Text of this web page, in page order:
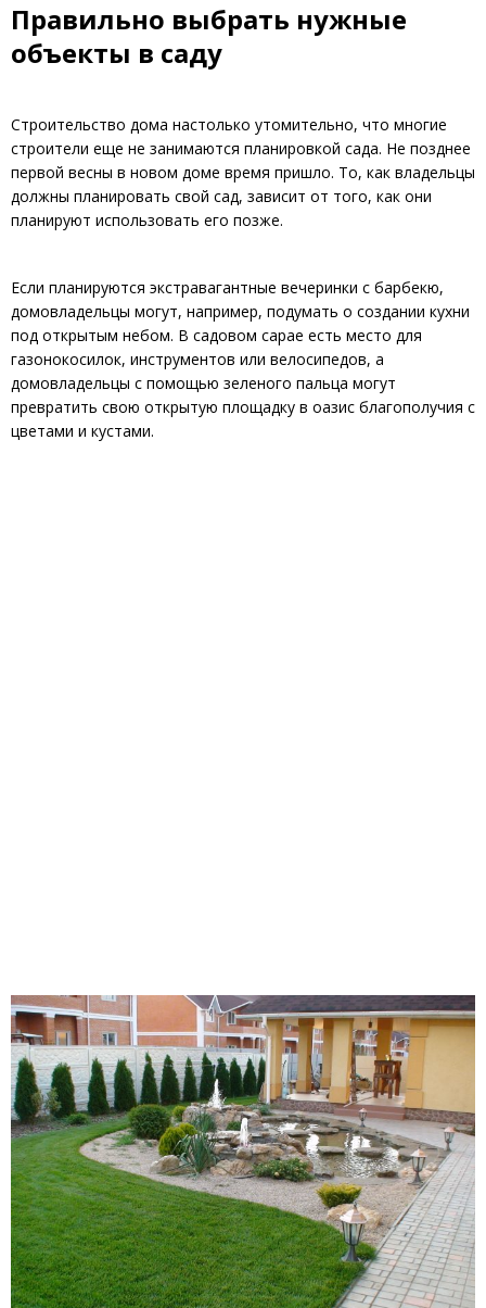
Правильно выбрать нужные
объекты в саду
Строительство дома настолько утомительно, что многие
строители еще не занимаются планировкой сада. Не позднее
первой весны в новом доме время пришло. То, как владельцы
должны планировать свой сад, зависит от того, как они
планируют использовать его позже.
Если планируются экстравагантные вечеринки с барбекю,
домовладельцы могут, например, подумать о создании кухни
под открытым небом. В садовом сарае есть место для
газонокосилок, инструментов или велосипедов, а
домовладельцы с помощью зеленого пальца могут
превратить свою открытую площадку в оазис благополучия с
цветами и кустами.